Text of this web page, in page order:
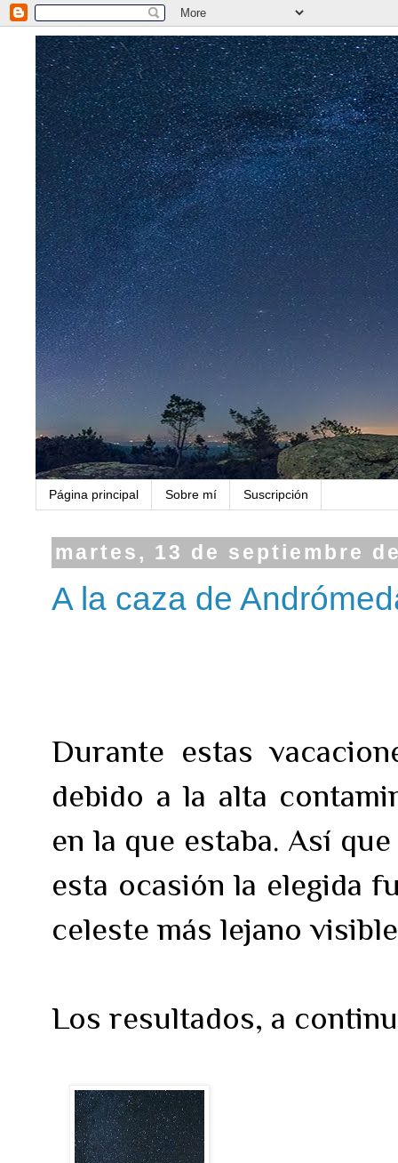
Página principal Sobre mí Suscripción
martes, 13 de septiembre
A la caza de
Durante estas
debido a la alta
en la que estaba. Así
esta ocasión la elegida
celeste más lejano
Los resultados, a